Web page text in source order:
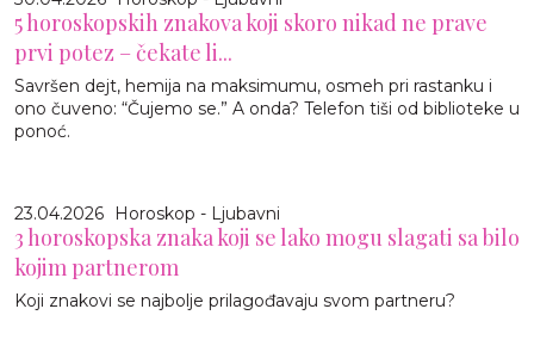
5 horoskopskih znakova koji skoro nikad ne prave
prvi potez – čekate li...
Savršen dejt, hemija na maksimumu, osmeh pri rastanku i
ono čuveno: “Čujemo se.” A onda? Telefon tiši od biblioteke u
ponoć.
23.04.2026 Horoskop - Ljubavni
3 horoskopska znaka koji se lako mogu slagati sa bilo
kojim partnerom
Koji znakovi se najbolje prilagođavaju svom partneru?